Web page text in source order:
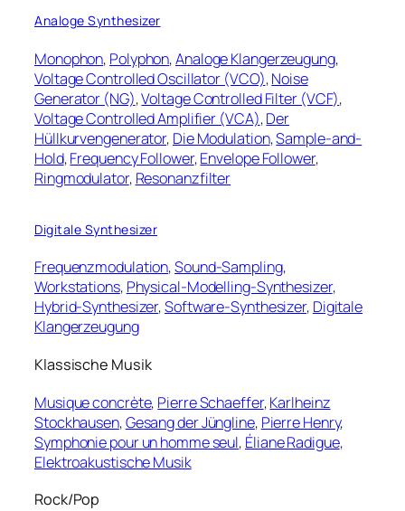
Analoge Synthesizer
Monophon, Polyphon,Analoge Klangerzeugung,
Voltage Controlled Oscillator (VCO),Noise
Generator (NG),Voltage Controlled Filter (VCF),
Voltage Controlled Amplifier (VCA),Der
Hüllkurvengenerator, Die Modulation,Sample-and-
Hold,Frequency Follower,Envelope Follower,
Ringmodulator, Resonanzfilter
Digitale Synthesizer
Frequenzmodulation,Sound-Sampling,
Workstations, Physical-Modelling-Synthesizer,
Hybrid-Synthesizer,Software-Synthesizer, Digitale
Klangerzeugung
Klassische Musik
Musique concrète, Pierre Schaeffer,Karlheinz
Stockhausen,Gesang der Jüngline, Pierre Henry,
Symphonie pour un homme seul, Éliane Radigue,
Elektroakustische Musik
Rock/Pop